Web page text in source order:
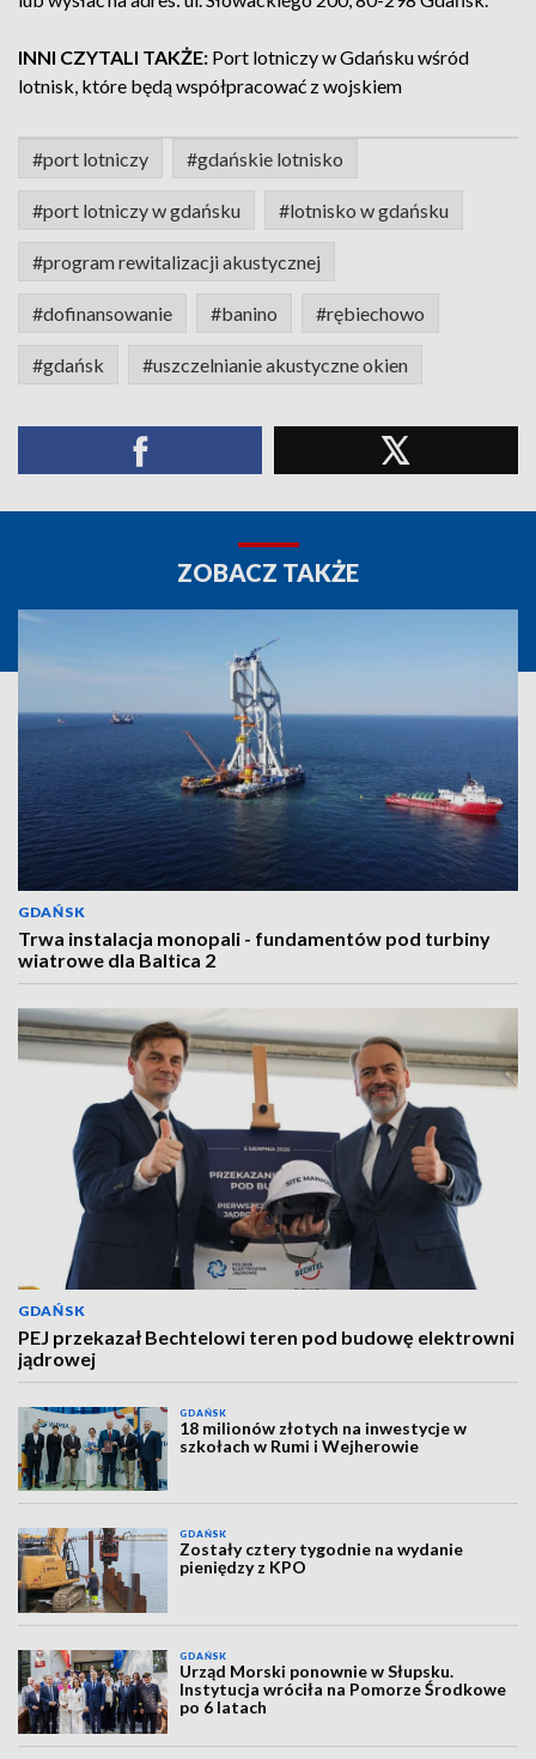
INNI CZYTALI TAKŻE: Port lotniczy w Gdańsku wśród
lotnisk, które będą współpracować z wojskiem
#port lotniczy #gdańskie lotnisko
#port lotniczy w gdańsku #lotnisko w gdańsku
#program rewitalizacji akustycznej
#dofinansowanie #banino #rębiechowo
#gdańsk #uszczelnianie akustyczne okien
ZOBACZ TAKŻE
GDAŃSK
Trwa instalacja monopali - fundamentów pod turbiny
wiatrowe dla Baltica 2
GDAŃSK
PEJ przekazał Bechtelowi teren pod budowę elektrowni
jądrowej
GDAŃSK
18 milionów złotych na inwestycje w
szkołach w Rumi i Wejherowie
GDAŃSK
Zostały cztery tygodnie na wydanie
pieniędzy z KPO
GDAŃSK
Urząd Morski ponownie w Słupsku.
Instytucja wróciła na Pomorze Środkowe
po 6 latach